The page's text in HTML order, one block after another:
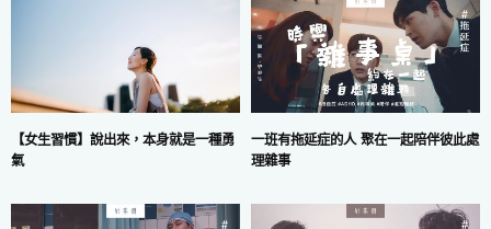
【女生習慣】說出來，本身就是一種勇
氣
一班有拖延症的人 聚在一起陪伴彼此處
理雜事